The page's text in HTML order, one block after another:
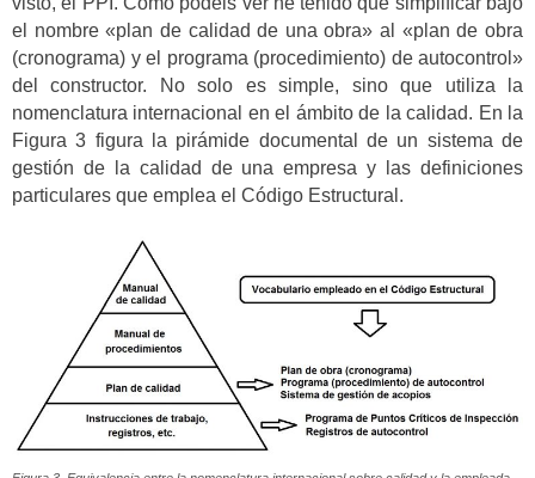
el nombre «plan de calidad de una obra» al «plan de obra
(cronograma) y el programa (procedimiento) de autocontrol»
del constructor. No solo es simple, sino que utiliza la
nomenclatura internacional en el ámbito de la calidad. En la
Figura 3 figura la pirámide documental de un sistema de
gestión de la calidad de una empresa y las definiciones
particulares que emplea el Código Estructural.